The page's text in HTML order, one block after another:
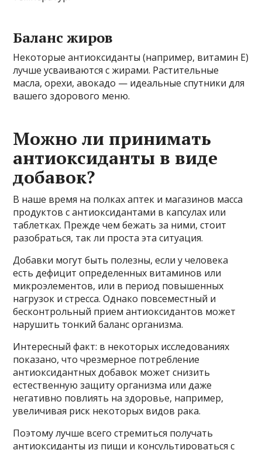
Баланс жиров
Некоторые антиоксиданты (например, витамин E)
лучше усваиваются с жирами. Растительные
масла, орехи, авокадо — идеальные спутники для
вашего здорового меню.
Можно ли принимать
антиоксиданты в виде
добавок?
В наше время на полках аптек и магазинов масса
продуктов с антиоксидантами в капсулах или
таблетках. Прежде чем бежать за ними, стоит
разобраться, так ли проста эта ситуация.
Добавки могут быть полезны, если у человека
есть дефицит определенных витаминов или
микроэлементов, или в период повышенных
нагрузок и стресса. Однако повсеместный и
бесконтрольный прием антиоксидантов может
нарушить тонкий баланс организма.
Интересный факт: в некоторых исследованиях
показано, что чрезмерное потребление
антиоксидантных добавок может снизить
естественную защиту организма или даже
негативно повлиять на здоровье, например,
увеличивая риск некоторых видов рака.
Поэтому лучше всего стремиться получать
антиоксиданты из пищи и консультироваться с